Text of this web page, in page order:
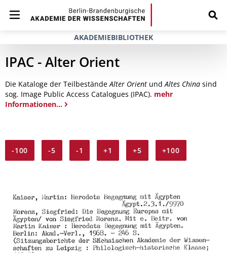
AKADEMIEBIBLIOTHEK
IPAC - Alter Orient
Die Kataloge der TeilbeständeAlter Orient undAltes China sind
sog. Image Public Access Catalogues (IPAC). mehr
Informationen...
-100 -5 -1 +1 +5 +100